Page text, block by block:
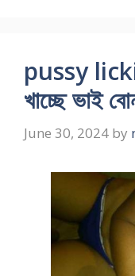
pussy
খাচ্ছে ভাই
June 30, 2024 by